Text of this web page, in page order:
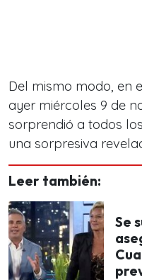
Del mismo modo, en
ayer miércoles 9 de
sorprendió a todos
una sorpresiva
Leer también:
Se